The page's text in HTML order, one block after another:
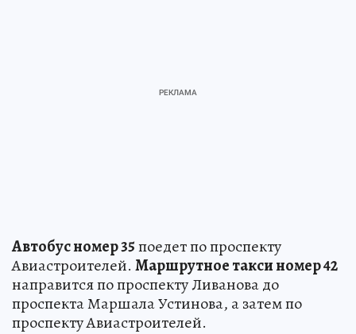
Автобус номер 35поедет по проспекту
Авиастроителей. Маршрутное такси номер 42
направится по проспекту Ливанова до
проспекта Маршала Устинова, а затем по
проспекту Авиастроителей.